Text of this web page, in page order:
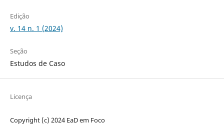
Edição
v. 14 n. 1 (2024)
Seção
Estudos de Caso
Licença
Copyright (c) 2024 EaD em Foco